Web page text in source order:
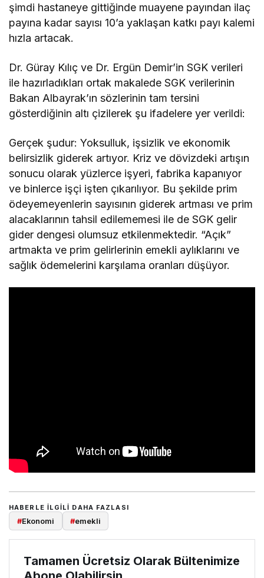
şimdi hastaneye gittiğinde muayene payından ilaç
payına kadar sayısı 10’a yaklaşan katkı payı kalemi
hızla artacak.
Dr. Güray Kılıç ve Dr. Ergün Demir’in SGK verileri
ile hazırladıkları ortak makalede SGK verilerinin
Bakan Albayrak’ın sözlerinin tam tersini
gösterdiğinin altı çizilerek şu ifadelere yer verildi:
Gerçek şudur: Yoksulluk, işsizlik ve ekonomik
belirsizlik giderek artıyor. Kriz ve dövizdeki artışın
sonucu olarak yüzlerce işyeri, fabrika kapanıyor
ve binlerce işçi işten çıkarılıyor. Bu şekilde prim
ödeyemeyenlerin sayısının giderek artması ve prim
alacaklarının tahsil edilememesi ile de SGK gelir
gider dengesi olumsuz etkilenmektedir. “Açık”
artmakta ve prim gelirlerinin emekli aylıklarını ve
sağlık ödemelerini karşılama oranları düşüyor.
HABERLE ILGILI DAHA FAZLASI
#Ekonomi #emekli
Tamamen Ücretsiz Olarak Bültenimize